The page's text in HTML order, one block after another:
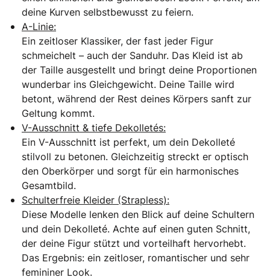
deine Kurven selbstbewusst zu feiern.
A-Linie:
Ein zeitloser Klassiker, der fast jeder Figur
schmeichelt – auch der Sanduhr. Das Kleid ist ab
der Taille ausgestellt und bringt deine Proportionen
wunderbar ins Gleichgewicht. Deine Taille wird
betont, während der Rest deines Körpers sanft zur
Geltung kommt.
V-Ausschnitt & tiefe Dekolletés:
Ein V-Ausschnitt ist perfekt, um dein Dekolleté
stilvoll zu betonen. Gleichzeitig streckt er optisch
den Oberkörper und sorgt für ein harmonisches
Gesamtbild.
Schulterfreie Kleider (Strapless):
Diese Modelle lenken den Blick auf deine Schultern
und dein Dekolleté. Achte auf einen guten Schnitt,
der deine Figur stützt und vorteilhaft hervorhebt.
Das Ergebnis: ein zeitloser, romantischer und sehr
femininer Look.